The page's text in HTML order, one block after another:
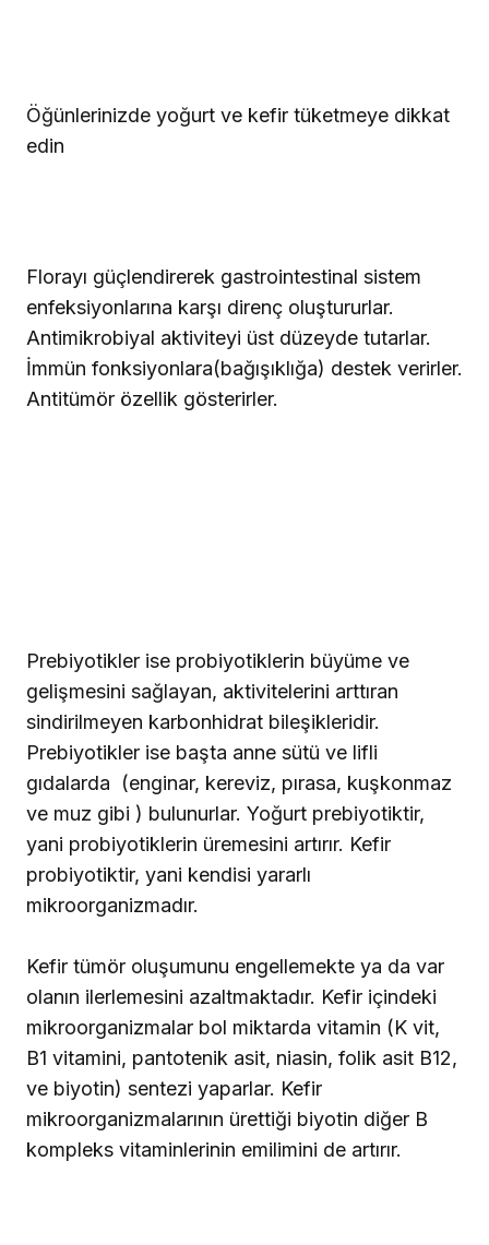
Öğünlerinizde yoğurt ve kefir tüketmeye dikkat
edin
Florayı güçlendirerek gastrointestinal sistem
enfeksiyonlarına karşı direnç oluştururlar.
Antimikrobiyal aktiviteyi üst düzeyde tutarlar.
İmmün fonksiyonlara(bağışıklığa) destek verirler.
Antitümör özellik gösterirler.
Prebiyotikler ise probiyotiklerin büyüme ve
gelişmesini sağlayan, aktivitelerini arttıran
sindirilmeyen karbonhidrat bileşikleridir.
Prebiyotikler ise başta anne sütü ve lifli
gıdalarda (enginar, kereviz, pırasa, kuşkonmaz
ve muz gibi ) bulunurlar. Yoğurt prebiyotiktir,
yani probiyotiklerin üremesini artırır. Kefir
probiyotiktir, yani kendisi yararlı
mikroorganizmadır.
Kefir tümör oluşumunu engellemekte ya da var
olanın ilerlemesini azaltmaktadır. Kefir içindeki
mikroorganizmalar bol miktarda vitamin (K vit,
B1 vitamini, pantotenik asit, niasin, folik asit B12,
ve biyotin) sentezi yaparlar. Kefir
mikroorganizmalarının ürettiği biyotin diğer B
kompleks vitaminlerinin emilimini de artırır.